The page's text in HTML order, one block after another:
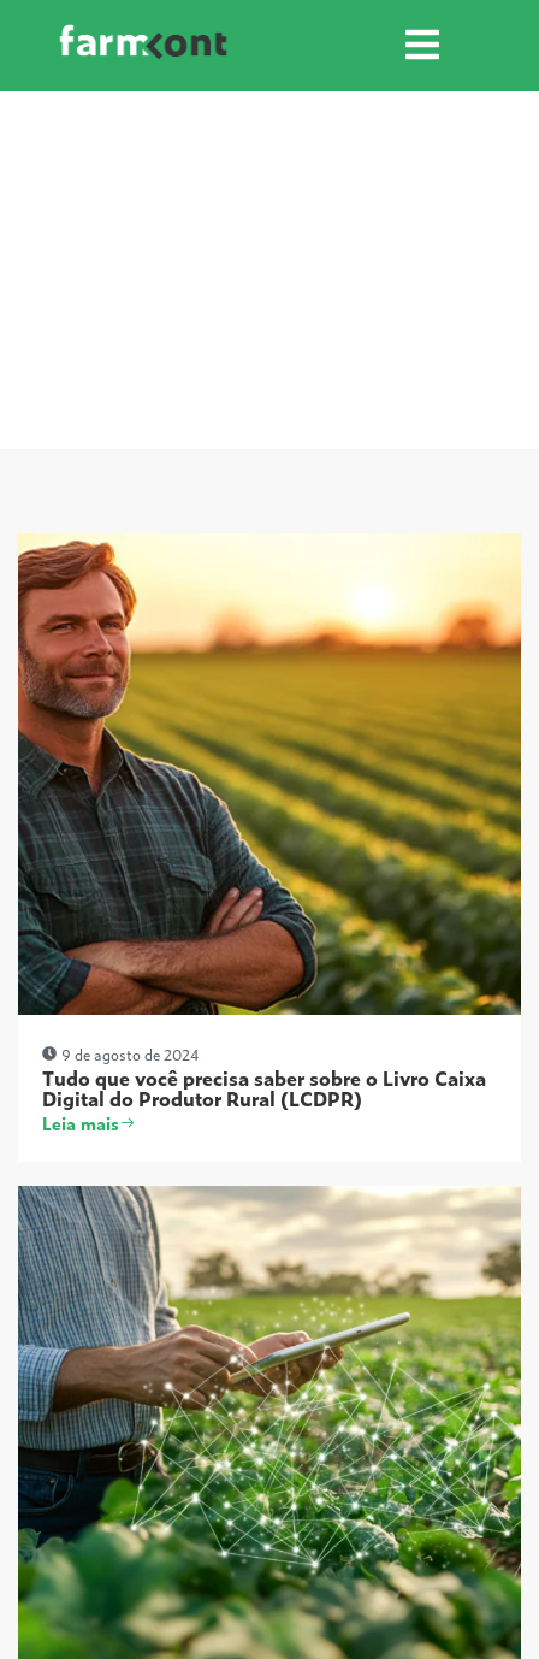
9 de agosto de 2024
Tudo que você precisa saber sobre o Livro Caixa
Digital do Produtor Rural (LCDPR)
Leia mais